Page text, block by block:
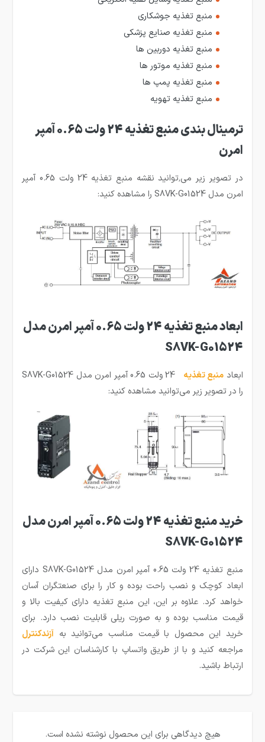
منبع تغذیه جوشکاری
منبع تغذیه صنایع پزشکی
منبع تغذیه دوربین ها
منبع تغذیه موتور ها
منبع تغذیه پمپ ها
منبع تغذیه تهویه
ترمینال بندی منبع تغذیه 24 ولت 0.65 آمپر
امرن
در تصویر زیر می٬توانید نقشه منبع تغذیه 24 ولت 0.65 آمپر
امرن مدل S8VK-G01524 را مشاهده کنید:
ابعاد منبع تغذیه 24 ولت 0.65 آمپر امرن مدل
S8VK-G01524
ابعاد منبع تغذیه
24 ولت 0.65 آمپر امرن مدل S8VK-G01524
را در تصویر زیر می‌توانید مشاهده کنید:
خرید منبع تغذیه 24 ولت 0.65 آمپر امرن مدل
S8VK-G01524
منبع تغذیه 24 ولت 0.65 آمپر امرن مدل S8VK-G01524 دارای
ابعاد کوچک و نصب راحت بوده و کار را برای صنعتگران آسان
خواهد کرد. علاوه بر این، این منبع تغذیه دارای کیفیت بالا و
قیمت مناسب بوده و به صورت ریلی قابلیت نصب دارد. برای
خرید این محصول با قیمت مناسب می‌توانید به آزندکنترل
مراجعه کنید و با از طریق واتساپ با کارشناسان این شرکت در
ارتباط باشید.
هیچ دیدگاهی برای این محصول نوشته نشده است.